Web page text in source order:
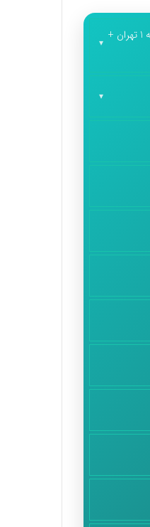
بهترین کلینیک های زیبایی در منطقه 1 تهران +